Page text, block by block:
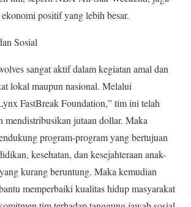
positif yang lebih besar.
Sosial
sangat aktif dalam kegiatan amal dan
lokal maupun nasional. Melalui
FastBreak Foundation,” tim ini telah
mendistribusikan jutaan dollar. Maka
program-program yang bertujuan
kesehatan, dan kesejahteraan anak-
kurang beruntung. Maka kemudian
memperbaiki kualitas hidup masyarakat